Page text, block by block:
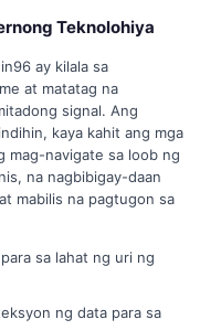
Teknolohiya
ay kilala sa
at matatag na
signal. Ang
kaya kahit ang mga
mag-navigate sa loob ng
na nagbibigay-daan
mabilis na pagtugon sa
sa lahat ng uri ng
ng data para sa